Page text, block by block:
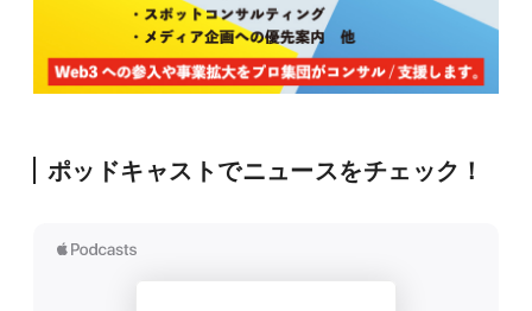
ポッドキャストでニュースをチェック！